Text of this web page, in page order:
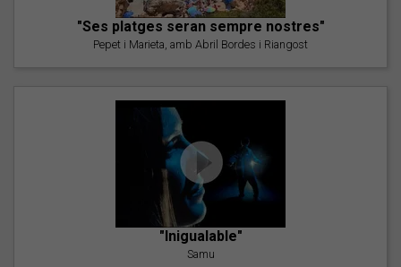
"Ses platges seran sempre nostres"
Pepet i Marieta, amb Abril Bordes i Riangost
"Inigualable"
Samu